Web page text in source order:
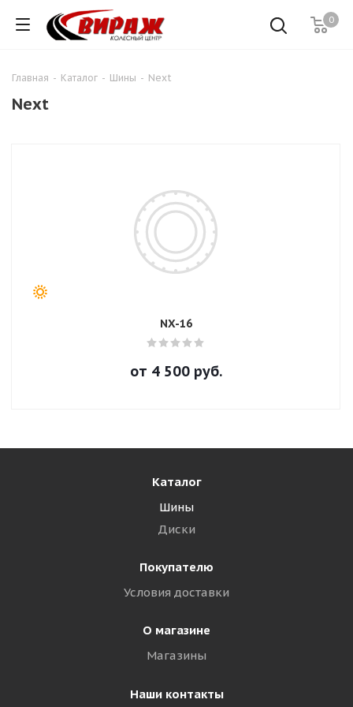
0
Главная - Каталог - Шины - Next
Next
NX-16
от 4 500руб.
Каталог
Шины
Диски
Покупателю
Условия доставки
О магазине
Магазины
Наши контакты